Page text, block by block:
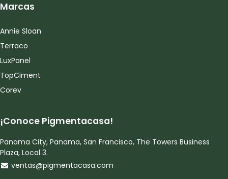
Marcas
Annie Sloan
Terraco
LuxPanel
TopCiment
Corev
¡Conoce Pigmentacasa!
Panama City, Panama, San Francisco, The Towers Business
Plaza, Local 3.
ventas@pigmentacasa.com